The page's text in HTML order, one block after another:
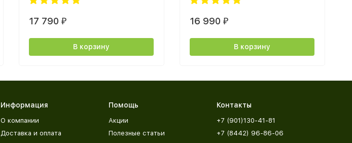
17 790 ₽
В корзину
16 990 ₽
В корзину
Информация
О компании
Доставка и оплата
Помощь
Акции
Полезные статьи
Контакты
+7 (901)130-41-81
+7 (8442) 96-86-06